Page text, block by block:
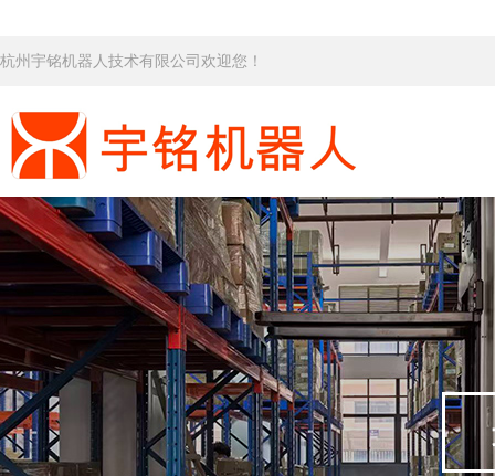
杭州宇铭机器人技术有限公司欢迎您！